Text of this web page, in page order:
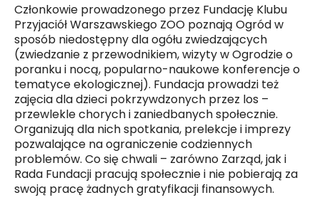
Członkowie prowadzonego przez Fundację Klubu
Przyjaciół Warszawskiego ZOO poznają Ogród w
sposób niedostępny dla ogółu zwiedzających
(zwiedzanie z przewodnikiem, wizyty w Ogrodzie o
poranku i nocą, popularno-naukowe konferencje o
tematyce ekologicznej). Fundacja prowadzi też
zajęcia dla dzieci pokrzywdzonych przez los –
przewlekle chorych i zaniedbanych społecznie.
Organizują dla nich spotkania, prelekcje i imprezy
pozwalające na ograniczenie codziennych
problemów. Co się chwali – zarówno Zarząd, jak i
Rada Fundacji pracują społecznie i nie pobierają za
swoją pracę żadnych gratyfikacji finansowych.